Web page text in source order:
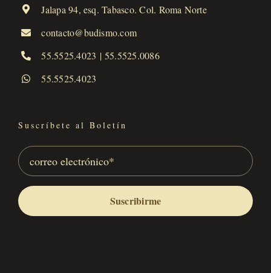
Jalapa 94, esq. Tabasco. Col. Roma Norte
contacto@budismo.com
55.5525.4023 | 55.5525.0086
55.5525.4023
Suscríbete al Boletín
Suscribirme